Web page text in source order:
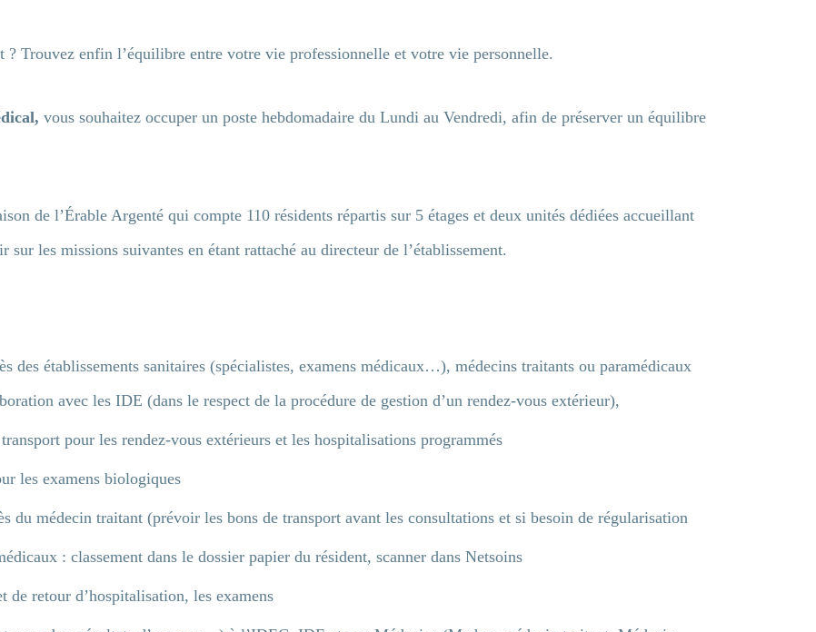
Trouvez enfin l’équilibre entre votre vie professionnelle et votre vie personnelle.
vous souhaitez occuper un poste hebdomadaire du Lundi au Vendredi, afin de préserver un équilibre
de l’Érable Argenté qui compte 110 résidents répartis sur 5 étages et deux unités dédiées accueillant
sur les missions suivantes en étant rattaché au directeur de l’établissement.
des établissements sanitaires (spécialistes, examens médicaux…), médecins traitants ou paramédicaux
avec les IDE (dans le respect de la procédure de gestion d’un rendez-vous extérieur),
pour les rendez-vous extérieurs et les hospitalisations programmés
les examens biologiques
du médecin traitant (prévoir les bons de transport avant les consultations et si besoin de régularisation
: classement dans le dossier papier du résident, scanner dans Netsoins
de retour d’hospitalisation, les examens